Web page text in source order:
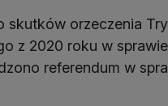
skutków orzeczenia
z 2020 roku w
referendum w